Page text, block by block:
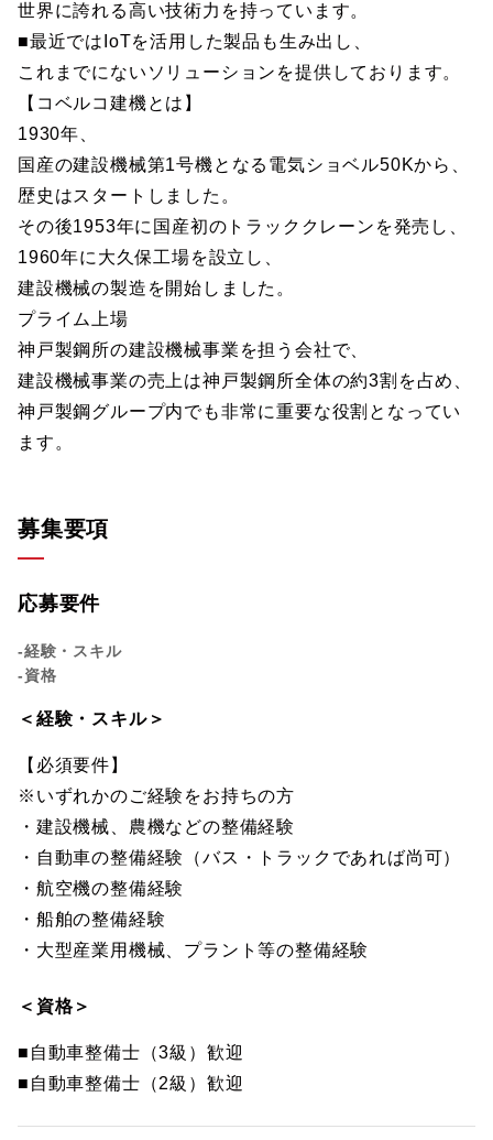
世界に誇れる高い技術力を持っています。
■最近ではIoTを活用した製品も生み出し、
これまでにないソリューションを提供しております。
【コベルコ建機とは】
1930年、
国産の建設機械第1号機となる電気ショベル50Kから、
歴史はスタートしました。
その後1953年に国産初のトラッククレーンを発売し、
1960年に大久保工場を設立し、
建設機械の製造を開始しました。
プライム上場
神戸製鋼所の建設機械事業を担う会社で、
建設機械事業の売上は神戸製鋼所全体の約3割を占め、
神戸製鋼グループ内でも非常に重要な役割となってい
ます。
募集要項
応募要件
-経験・スキル
-資格
＜経験・スキル＞
【必須要件】
※いずれかのご経験をお持ちの方
・建設機械、農機などの整備経験
・自動車の整備経験（バス・トラックであれば尚可）
・航空機の整備経験
・船舶の整備経験
・大型産業用機械、プラント等の整備経験
＜資格＞
■自動車整備士（3級）歓迎
■自動車整備士（2級）歓迎